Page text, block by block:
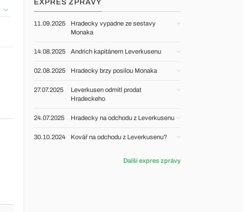
EXPRES ZPRÁVY
11.09.2025
Hradecky vypadne ze sestavy
Monaka
14.08.2025 Andrich kapitánem Leverkusenu
02.08.2025 Hradecky brzy posilou Monaka
27.07.2025
Leverkusen odmítl prodat
Hradeckeho
24.07.2025 Hradecky na odchodu z Leverkusenu
30.10.2024 Kovář na odchodu z Leverkusenu?
Další expres zprávy